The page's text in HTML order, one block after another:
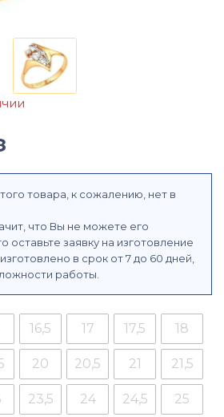
товара, к сожалению, нет в
что Вы не можете его
оставьте заявку на изготовление
в срок от 7 до 60 дней,
работы.
16,5 17 17,5 18
20 20,5 21 21,5
23,5 24 24,5 25